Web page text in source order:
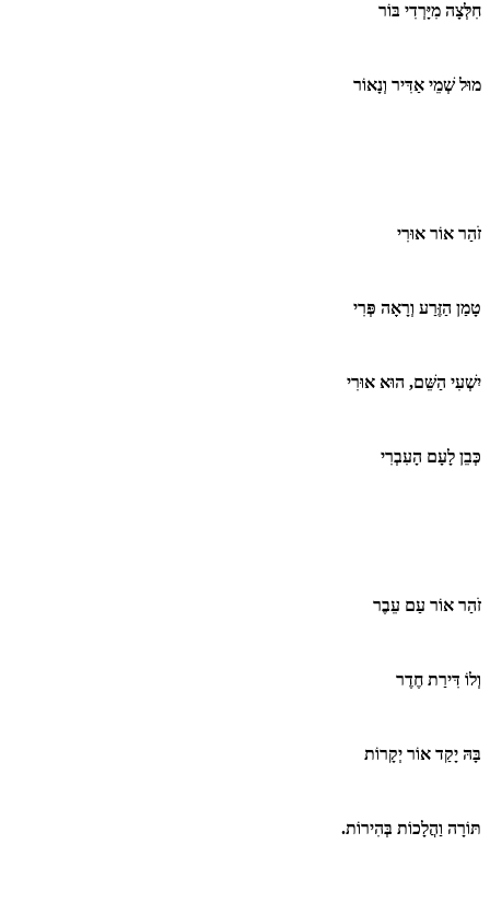
חִלְּצָה מִיָּרְדִי בּוֹר
מוּל שְׁמֵי אַדִּיר וְנָאוֹר
זֹהַר אוֹר אוּרִי
טָמַן הַזֶּרַע וְרָאָה פְּרִי
יִשְׁעִי הַשֵּׁם, הוּא אוּרִי
כְּבֵן לָעָם הָעִבְרִי
זֹהַר אוֹר עַם עֵבֶר
וְלוֹ דִּירַת חֶדֶר
בָּהּ יָקַד אוֹר יְקָרוֹת
תּוֹרָה וַהֲלָכוֹת בְּהִירוֹת.